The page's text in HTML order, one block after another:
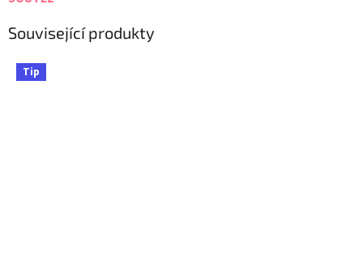
Související produkty
Tip